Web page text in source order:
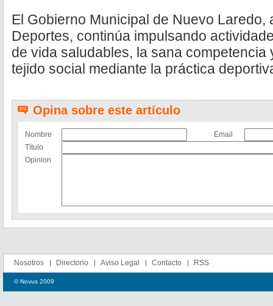
El Gobierno Municipal de Nuevo
Deportes, continúa impulsando
de vida saludables, la sana competencia
tejido social mediante la práctica
Opina sobre este artículo
Nombre
Email
Título
Opinion
Nosotros Directorio Aviso Legal Contacto RSS
© Novus 2009